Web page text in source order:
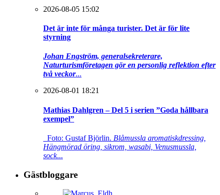
2026-08-05 15:02
Det är inte för många turister. Det är för lite
styrning
Johan Engström, generalsekreterare,
Naturturismföretagen gör en personlig reflektion efter
två veckor...
2026-08-01 18:21
Mathias Dahlgren – Del 5 i serien ”Goda hållbara
exempel”
Foto: Gustaf Björlin. Blåmussla aromatiskdressing,
Hängmörad öring, sikrom, wasabi, Venusmussla,
sock...
Gästbloggare